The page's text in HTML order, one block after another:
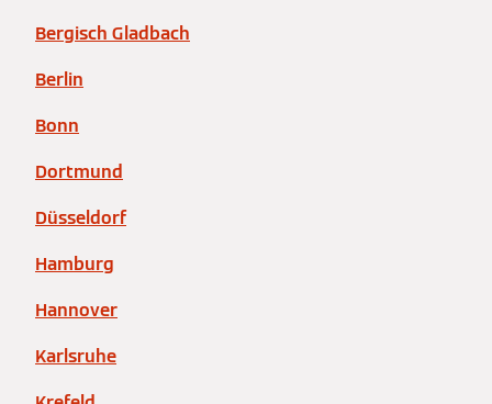
Bergisch Gladbach
Berlin
Bonn
Dortmund
Düsseldorf
Hamburg
Hannover
Karlsruhe